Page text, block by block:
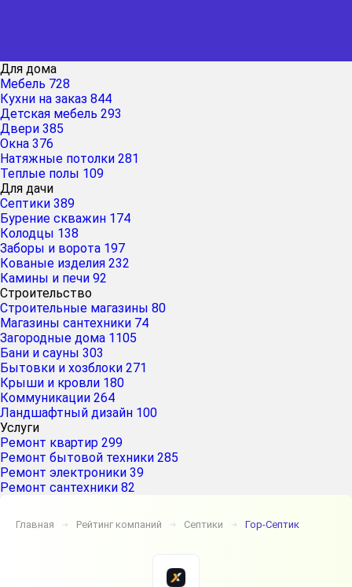
Для дома
Мебель 728
Кухни на заказ 844
Детская мебель 293
Двери 385
Окна 376
Натяжные потолки 281
Теплые полы 109
Для дачи
Септики 389
Бурение скважин 174
Колодцы 138
Заборы и ворота 197
Кованые изделия 232
Камины и печи 92
Строительство
Строительные магазины 80
Магазины сантехники 74
Загородные дома 1105
Бани и сауны 303
Бытовки и хозблоки 271
Крыши и кровли 180
Коммуникации 264
Ландшафтный дизайн 100
Услуги
Ремонт квартир 299
Ремонт бытовой техники 285
Ремонт электроники 39
Ремонт сантехники 82
Главная ➔ Рейтинг компаний ➔ Септики ➔ Гор-Септик